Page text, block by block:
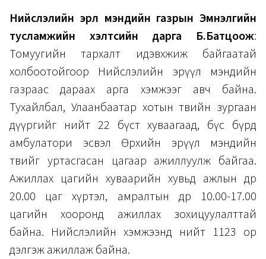
Нийслэлийн эрүүл мэндийн газрын Эмнэлгийн
тусламжийн хэлтсийн дарга Б.Батцоож:
Томуугийн тархалт идэвхжиж байгаатай
холбоотойгоор Нийслэлийн эрүүл мэндийн
газраас дараах арга хэмжээг авч байна.
Тухайлбал, Улаанбаатар хотын төвийн зургаан
дүүргийг нийт 22 бүст хуваагаад, бүс бүрд
амбулатори эсвэл Өрхийн эрүүл мэндийн
төвийг уртасгасан цагаар ажиллуулж байгаа.
Ажиллах цагийн хуваарийн хувьд ажлын өдөр
20.00 цаг хүртэл, амралтын өдөр 10.00-17.00
цагийн хооронд ажиллах зохицуулалттай
байна. Нийслэлийн хэмжээнд нийт 1123 ор
дэлгэж ажиллаж байна.